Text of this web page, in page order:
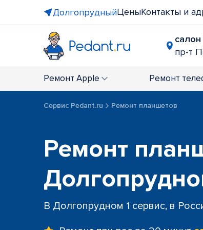
ДолгопрудныйЦеныКонтакты и
пр-т
Ремонт Apple Ремонт
Сервис Pedant.ru Ремонт планшетов
Ремонт
В Долгопрудном 1 сервис, в